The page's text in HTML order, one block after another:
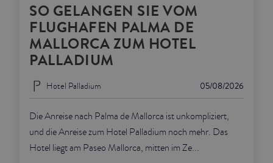
SO GELANGEN SIE VOM
FLUGHAFEN PALMA DE
MALLORCA ZUM HOTEL
PALLADIUM
05/08/2026
Hotel Palladium
Die Anreise nach Palma de Mallorca ist unkompliziert,
und die Anreise zum Hotel Palladium noch mehr. Das
Hotel liegt am Paseo Mallorca, mitten im Ze...